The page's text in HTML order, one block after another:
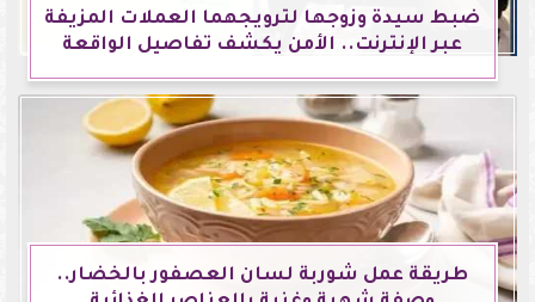
ضبط سيدة وزوجها لترويجهما العملات المزيفة
عبر الإنترنت.. الأمن يكشف تفاصيل الواقعة
طريقة عمل شوربة لسان العصفور بالخضار..